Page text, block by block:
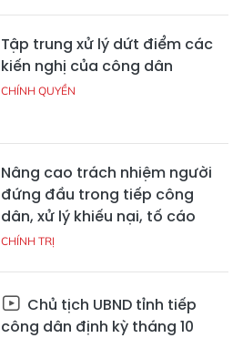
Tập trung xử lý dứt điểm các
kiến nghị của công dân
CHÍNH QUYỀN
Nâng cao trách nhiệm người
đứng đầu trong tiếp công
dân, xử lý khiếu nại, tố cáo
CHÍNH TRỊ
Chủ tịch UBND tỉnh tiếp
công dân định kỳ tháng 10